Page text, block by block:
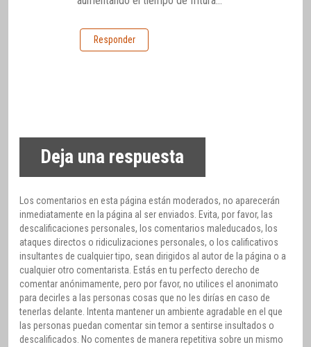
Responder
Deja una respuesta
Los comentarios en esta página están moderados, no aparecerán
inmediatamente en la página al ser enviados. Evita, por favor, las
descalificaciones personales, los comentarios maleducados, los
ataques directos o ridiculizaciones personales, o los calificativos
insultantes de cualquier tipo, sean dirigidos al autor de la página o a
cualquier otro comentarista. Estás en tu perfecto derecho de
comentar anónimamente, pero por favor, no utilices el anonimato
para decirles a las personas cosas que no les dirías en caso de
tenerlas delante. Intenta mantener un ambiente agradable en el que
las personas puedan comentar sin temor a sentirse insultados o
descalificados. No comentes de manera repetitiva sobre un mismo